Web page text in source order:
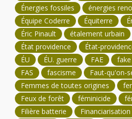
Énergies fossiles
énergies
Équipe Coderre
Équiterre
Éric Pinault
étalement urbain
État providence
État-
ÉU
ÉU. guerre FAE
FAS
fascisme Faut-qu'on-
Femmes de toutes origines
Feux de forêt
féminicide
Filière batterie
Financiarisation